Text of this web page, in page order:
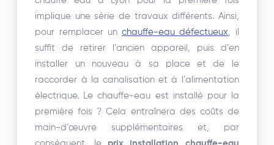
implique une série de travaux différents. Ainsi,
pour remplacer unchauffe-eau défectueux, il
suffit de retirer l’ancien appareil, puis d’en
installer un nouveau à sa place et de le
raccorder à la canalisation et à l’alimentation
électrique. Le chauffe-eau est installé pour la
première fois ? Cela entraînera des coûts de
main-d’œuvre supplémentaires et, par